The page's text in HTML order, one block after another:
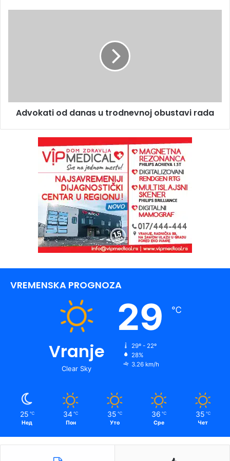
Advokati od danas u trodnevnoj obustavi rada
VREMENSKA PROGNOZA
Vranje
Clear Sky
29 ℃
29º - 22º
28%
3.26 km/h
25 ℃
Нед
34 ℃
Пон
35 ℃
Уто
36 ℃
Сре
35 ℃
Чет